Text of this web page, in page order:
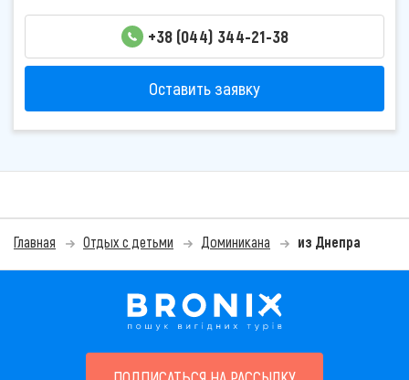
+38 (044) 344-21-38
Оставить заявку
Главная Отдых с детьми Доминикана из Днепра